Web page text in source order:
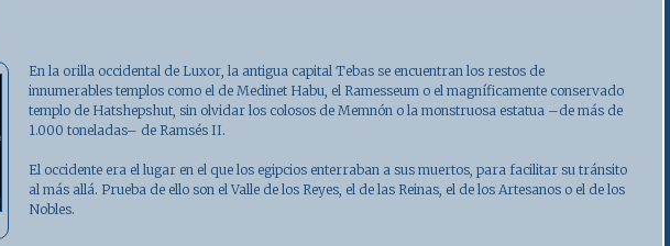
En la orilla occidental de Luxor, la antigua capital Tebas se encuentran los restos de
innumerables templos como el de Medinet Habu, el Ramesseum o el magníficamente conservado
templo de Hatshepshut, sin olvidar los colosos de Memnón o la monstruosa estatua –de más de
1.000 toneladas– de Ramsés II.
El occidente era el lugar en el que los egipcios enterraban a sus muertos, para facilitar su tránsito
al más allá. Prueba de ello son el Valle de los Reyes, el de las Reinas, el de los Artesanos o el de los
Nobles.